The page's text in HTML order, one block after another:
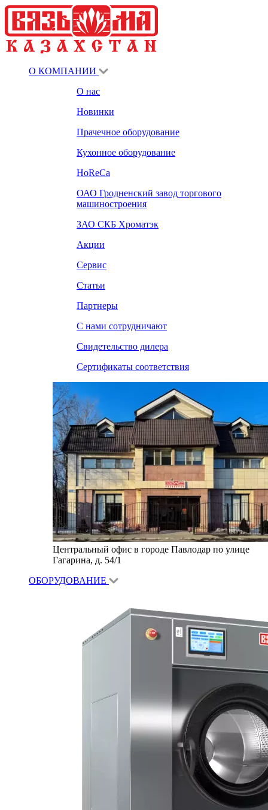
О КОМПАНИИ
О нас
Новинки
Прачечное оборудование
Кухонное оборудование
HoReCa
ОАО Гродненский завод торгового
машиностроения
ЗАО СКБ Хроматэк
Акции
Сервис
Статьи
Партнеры
С нами сотрудничают
Свидетельство дилера
Сертификаты соответствия
Центральный офис в городе Павлодар по улице
Гагарина, д. 54/1
ОБОРУДОВАНИЕ